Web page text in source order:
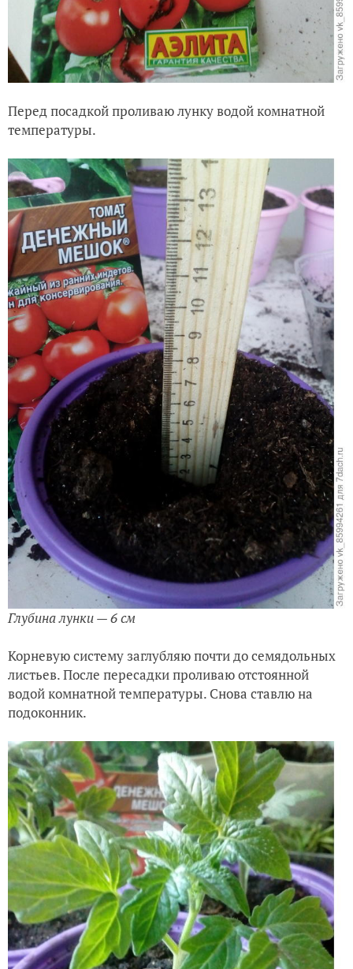
Перед посадкой проливаю лунку водой комнатной
температуры.
Глубина лунки — 6 см
Корневую систему заглубляю почти до семядольных
листьев. После пересадки проливаю отстоянной
водой комнатной температуры. Снова ставлю на
подоконник.